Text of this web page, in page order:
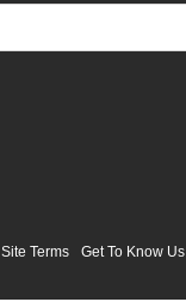
Site Terms Get To Know Us